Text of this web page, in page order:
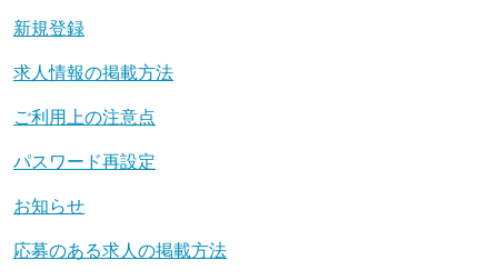
新規登録
求人情報の掲載方法
ご利用上の注意点
パスワード再設定
お知らせ
応募のある求人の掲載方法